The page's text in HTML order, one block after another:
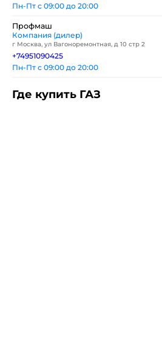
Пн-Пт с 09:00 до 20:00
Профмаш
Компания (дилер)
г Москва, ул Вагоноремонтная, д 10 стр 2
+74951090425
Пн-Пт с 09:00 до 20:00
Где купить ГАЗ